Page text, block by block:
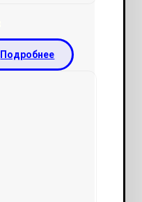
Подробнее